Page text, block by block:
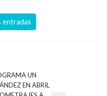
entradas
UN
EN ABRIL